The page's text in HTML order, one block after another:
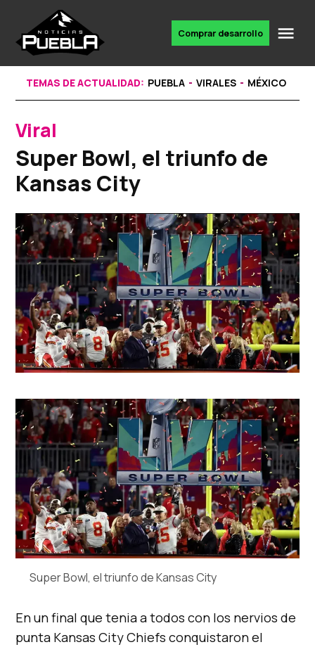
content
noticias
Comprar desarrollo
TEMAS DE ACTUALIDAD: PUEBLA VIRALES MÉXICO
POSTED
IN
Viral
Super Bowl, el triunfo de
Kansas City
Super Bowl, el triunfo de Kansas City
En un final que tenia a todos con los nervios de
punta Kansas City Chiefs conquistaron el